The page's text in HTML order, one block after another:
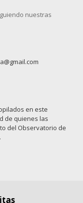
nuestras
en este
de quienes las
del Observatorio de